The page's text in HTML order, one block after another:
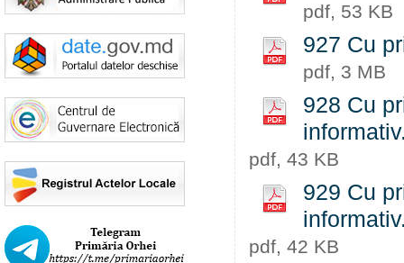
pdf, 53 KB
927 Cu
pdf, 3 MB
928 Cu
pdf, 43 KB
929 Cu
pdf, 42 KB